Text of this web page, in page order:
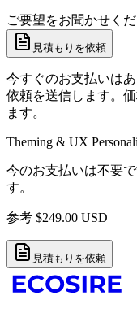
ご要望をお聞かせくだ
見積もりを依頼
今すぐのお支払いは
依頼を送信します。
ます。
Theming & UX
今のお支払いは不要
す。
参考 $249.00 USD
見積もりを依頼